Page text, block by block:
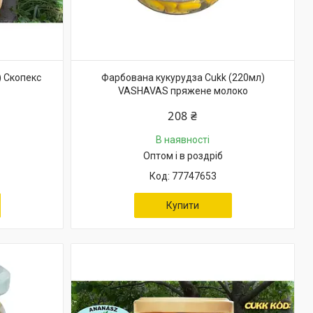
Скопекс
Фарбована кукурудза Cukk (220мл)
VASHAVAS пряжене молоко
208 ₴
В наявності
Оптом і в роздріб
77747653
Купити